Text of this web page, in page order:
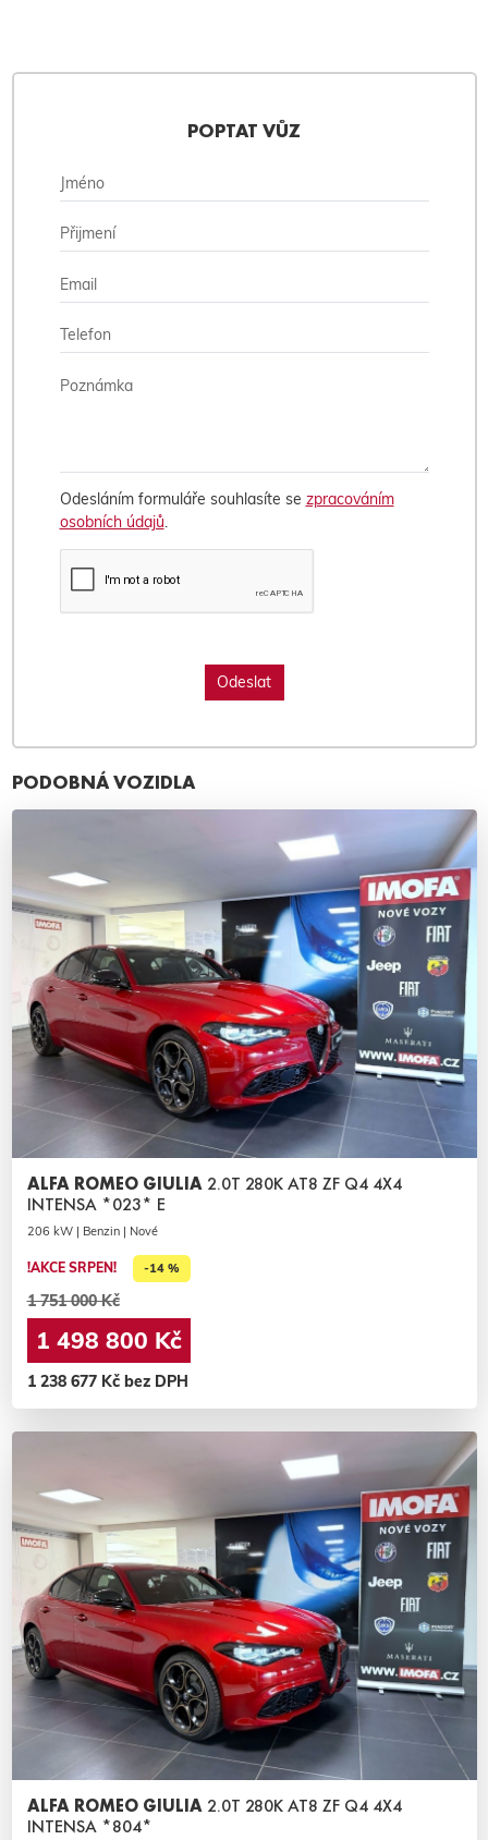
POPTAT VŮZ
Odesláním formuláře souhlasíte se zpracováním
osobních údajů.
PODOBNÁ VOZIDLA
ALFA ROMEO GIULIA 2.0T 280K AT8 ZF Q4 4X4
INTENSA *023* E
206 kW | Benzin | Nové
!AKCE SRPEN! -14 %
1 751 000 Kč
1 498 800 Kč
1 238 677 Kč bez DPH
ALFA ROMEO GIULIA 2.0T 280K AT8 ZF Q4 4X4
INTENSA *804*